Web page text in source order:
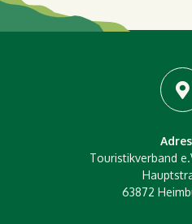
Touristikverband
63872